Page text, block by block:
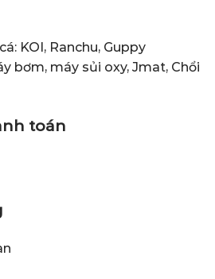
KOI, Ranchu, Guppy
bơm, máy sủi oxy, Jmat, Chổi
toán